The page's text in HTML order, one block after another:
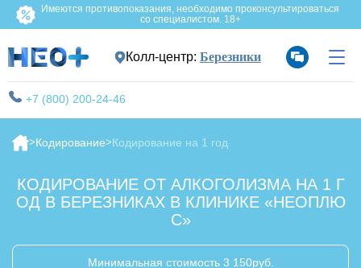
Имеются противопоказания, необходимо проконсультироваться
со специалистом. 18+
Колл-центр: Березники
+7 (800) 200-24-46
Кодирование Кодирование на 1 год
КОДИРОВАНИЕ ОТ АЛКОГОЛИЗМА НА 1 Г
ОД В БЕРЕЗНИКАХ В КЛИНИКЕ «НЕОПЛЮ
С»
Минимальная стоимость 3 150руб.